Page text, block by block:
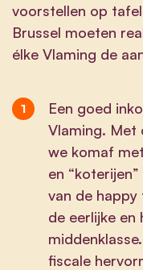
voorstellen op
Brussel moeten
élke Vlaming de
Een goed
Vlaming. Met
we komaf
en
van de
de eerlijke en
fiscale